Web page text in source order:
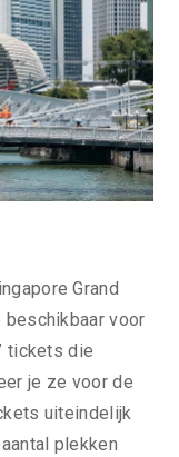
Grand
beschikbaar voor
tickets die
je ze voor de
uiteindelijk
plekken